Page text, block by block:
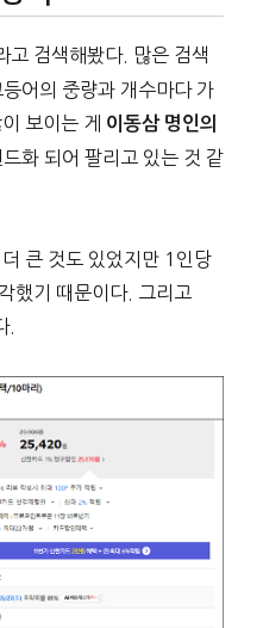
고 검색해봤다. 많은 검색
어의 중량과 개수마다 가
보이는 게
이동삼 명인의
화 되어 팔리고 있는 것 같
큰 것도 있었지만 1인당
했기 때문이다. 그리고
.